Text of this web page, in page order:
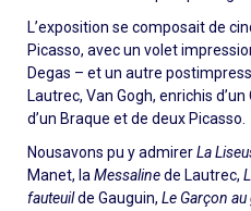
L’exposition se composait de
Picasso, avec un volet
Degas – et un autre
Lautrec, Van Gogh, enrichis
d’un Braque et de deux Picasso.
Nousavons pu y admirerLa
Manet, la Messalinede Lautrec,
fauteuilde Gauguin, Le Garçon